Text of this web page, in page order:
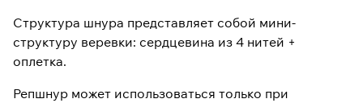
Структура шнура представляет собой мини-
структуру веревки: сердцевина из 4 нитей +
оплетка.
Репшнур может использоваться только при